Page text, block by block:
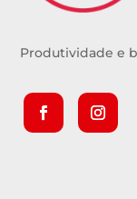
Produtividade e